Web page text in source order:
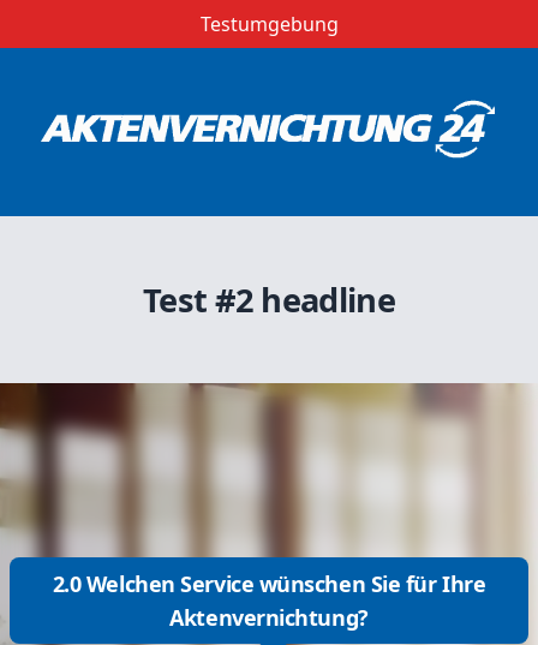
Testumgebung
Test #2 headline
2.0 Welchen Service wünschen Sie für Ihre
Aktenvernichtung?